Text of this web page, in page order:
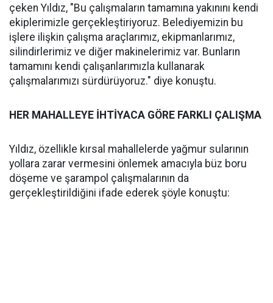
çeken Yıldız, "Bu çalışmaların tamamına yakınını kendi
ekiplerimizle gerçekleştiriyoruz. Belediyemizin bu
işlere ilişkin çalışma araçlarımız, ekipmanlarımız,
silindirlerimiz ve diğer makinelerimiz var. Bunların
tamamını kendi çalışanlarımızla kullanarak
çalışmalarımızı sürdürüyoruz." diye konuştu.
HER MAHALLEYE İHTİYACA GÖRE FARKLI ÇALIŞMA
Yıldız, özellikle kırsal mahallelerde yağmur sularının
yollara zarar vermesini önlemek amacıyla büz boru
döşeme ve şarampol çalışmalarının da
gerçekleştirildiğini ifade ederek şöyle konuştu: